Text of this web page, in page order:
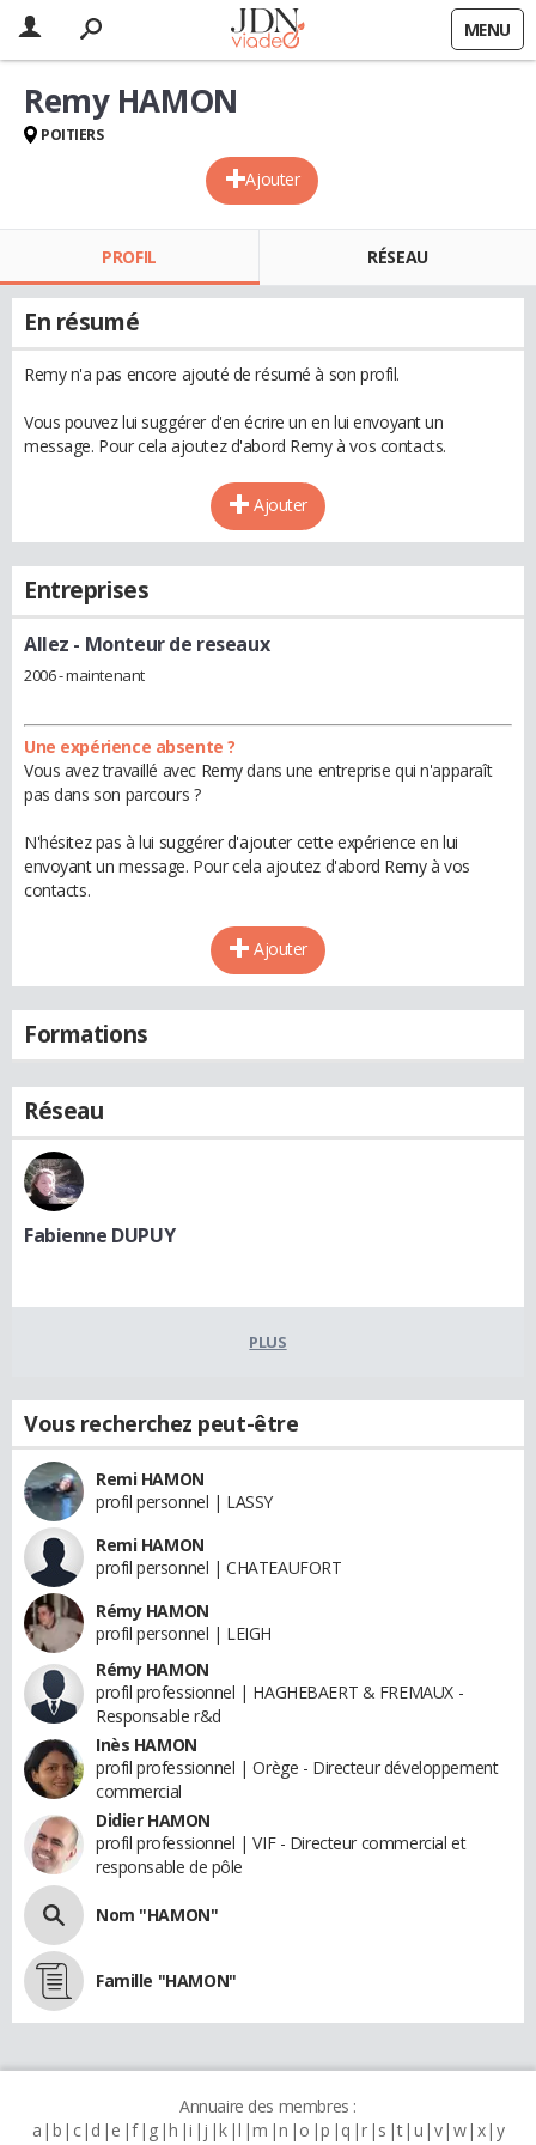
MENU
Ajouter
Remy HAMON
POITIERS
PROFIL RÉSEAU
En résumé
Remy n'a pas encore ajouté de résumé à son profil.
Vous pouvez lui suggérer d'en écrire un en lui envoyant un
message. Pour cela ajoutez d'abord Remy à vos contacts.
Ajouter
Entreprises
Allez - Monteur de reseaux
2006 - maintenant
Une expérience absente ?
Vous avez travaillé avec Remy dans une entreprise qui n'apparaît
pas dans son parcours ?
N'hésitez pas à lui suggérer d'ajouter cette expérience en lui
envoyant un message. Pour cela ajoutez d'abord Remy à vos
contacts.
Ajouter
Formations
Réseau
Fabienne DUPUY
PLUS
Vous recherchez peut-être
Remi HAMON
profil personnel | LASSY
Remi HAMON
profil personnel | CHATEAUFORT
Rémy HAMON
profil personnel | LEIGH
Rémy HAMON
profil professionnel | HAGHEBAERT & FREMAUX -
Responsable r&d
Inès HAMON
profil professionnel | Orège - Directeur développement
commercial
Didier HAMON
profil professionnel | VIF - Directeur commercial et
responsable de pôle
Nom "HAMON"
Famille "HAMON"
Annuaire des membres :
a b c d e f g h i j k l m n o p q r s t u v w x y